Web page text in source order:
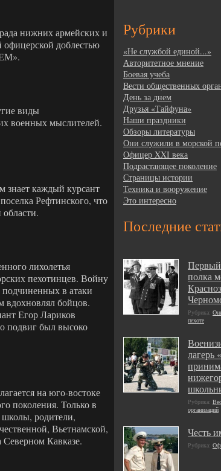
нижних армейских и
доблестью
виды
военных мыслителей.
знает каждый курсант
Рефтинского, что
лихолетья
пехотинцев. Войну
в атаки
вдохновлял бойцов.
Егор Лариков
подвиг был высоко
на юго-востоке
поколения. Только в
школы, родители,
Вьетнамской,
Кавказе.
Рубрики
«Не службой единой...»
Авторитетное мнение
Боевая учеба
Вести общественных
День за днем
Друзья «Тайфуна»
Наши праздники
Обзоры литературы
Они служили в морской
Офицер XXI века
Подрастающее поколение
Страницы истории
Техника и вооружение
Это интересно
Последние
полка
Рубрика:
пехоте
лагерь
Рубрика:
организаций
Честь
Рубрика: